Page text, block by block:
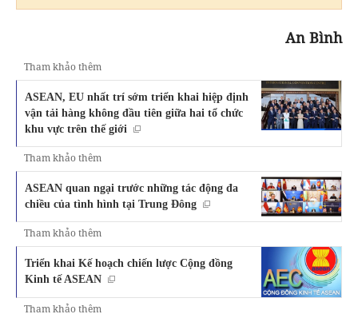
An Bình
Tham khảo thêm
ASEAN, EU nhất trí sớm triển khai hiệp định
vận tải hàng không đầu tiên giữa hai tổ chức
khu vực trên thế giới
Tham khảo thêm
ASEAN quan ngại trước những tác động đa
chiều của tình hình tại Trung Đông
Tham khảo thêm
Triển khai Kế hoạch chiến lược Cộng đồng
Kinh tế ASEAN
Tham khảo thêm